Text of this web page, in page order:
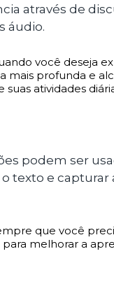
através de
áudio.
você deseja
mais profunda e
atividades
podem ser
texto e capturar
que você
melhorar a